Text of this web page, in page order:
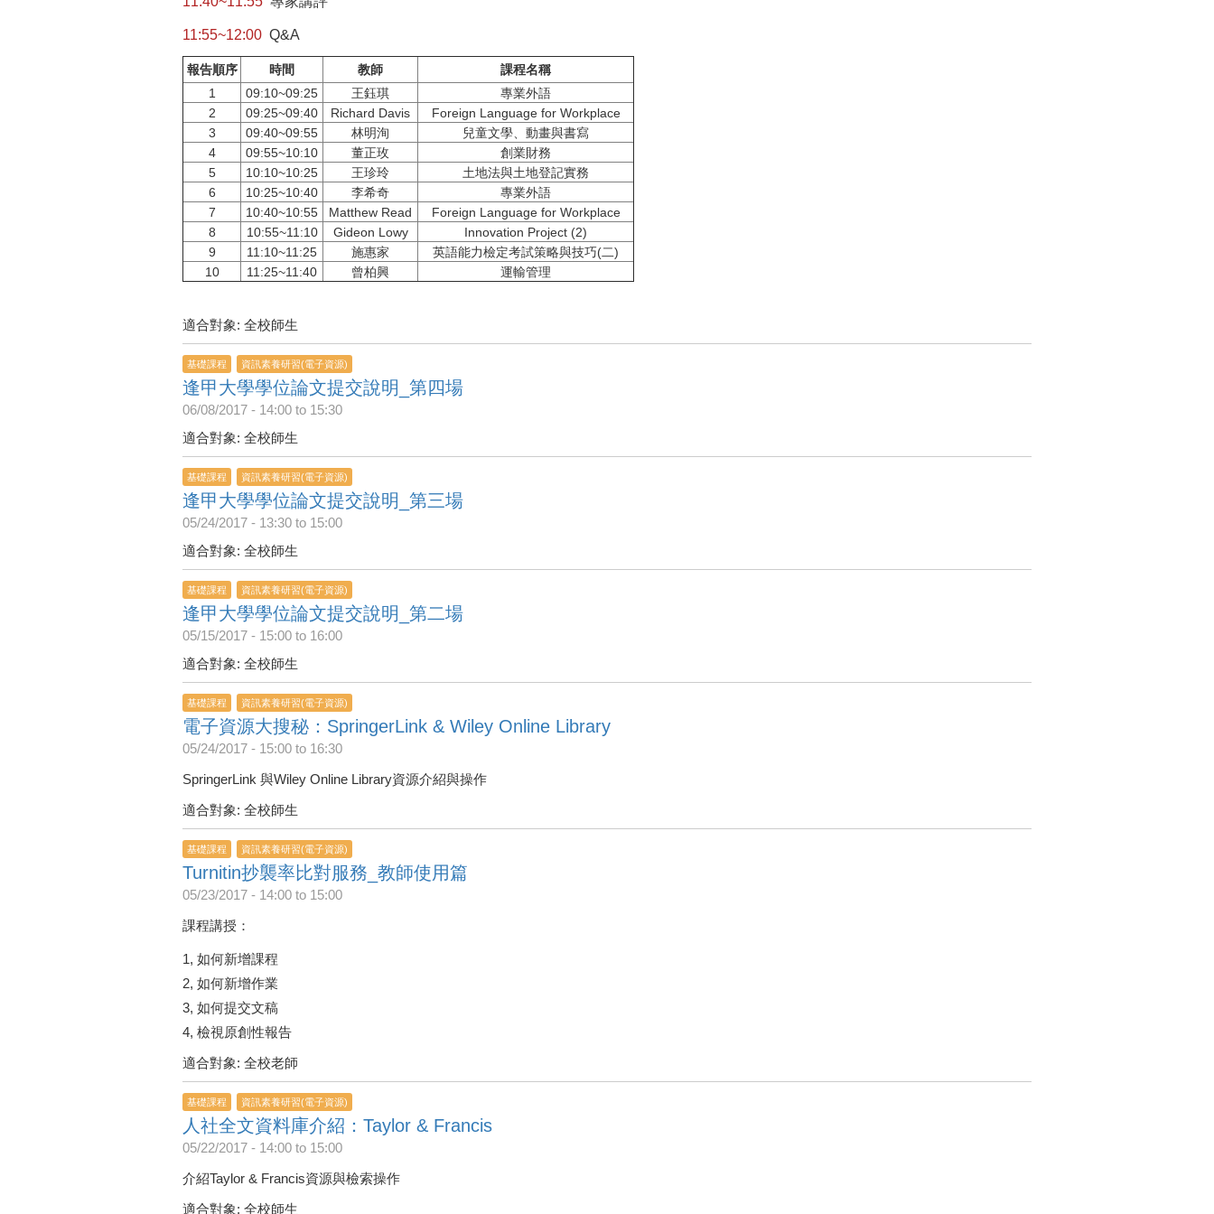
11:55~12:00 Q&A
報告順序 時間 教師
課程名稱
1
09:10~09:25 王鈺琪
專業外語
2
09:25~09:40 Richard Davis
Foreign Language for Workplace
3
09:40~09:55 林明洵
兒童文學、動畫與書寫
4
09:55~10:10 董正玫
創業財務
5
10:10~10:25 王珍玲
土地法與土地登記實務
6
10:25~10:40 李希奇
專業外語
7
10:40~10:55 Matthew Read
Foreign Language for Workplace
8
10:55~11:10 Gideon Lowy
Innovation Project (2)
9
11:10~11:25 施惠家
英語能力檢定考試策略與技巧(二)
10
11:25~11:40 曾柏興 運輸管理
適合對象: 全校師生
基礎課程 資訊素養研習(電子資源)
逢甲大學學位論文提交說明_第四場
06/08/2017 - 14:00 to 15:30
適合對象: 全校師生
基礎課程 資訊素養研習(電子資源)
逢甲大學學位論文提交說明_第三場
05/24/2017 - 13:30 to 15:00
適合對象: 全校師生
基礎課程 資訊素養研習(電子資源)
逢甲大學學位論文提交說明_第二場
05/15/2017 - 15:00 to 16:00
適合對象: 全校師生
基礎課程 資訊素養研習(電子資源)
電子資源大搜秘：SpringerLink & Wiley Online Library
05/24/2017 - 15:00 to 16:30
SpringerLink 與Wiley Online Library資源介紹與操作
適合對象: 全校師生
基礎課程 資訊素養研習(電子資源)
Turnitin抄襲率比對服務_教師使用篇
05/23/2017 - 14:00 to 15:00
課程講授：
1, 如何新增課程
2, 如何新增作業
3, 如何提交文稿
4, 檢視原創性報告
適合對象: 全校老師
基礎課程 資訊素養研習(電子資源)
人社全文資料庫介紹：Taylor & Francis
05/22/2017 - 14:00 to 15:00
介紹Taylor & Francis資源與檢索操作
適合對象: 全校師生